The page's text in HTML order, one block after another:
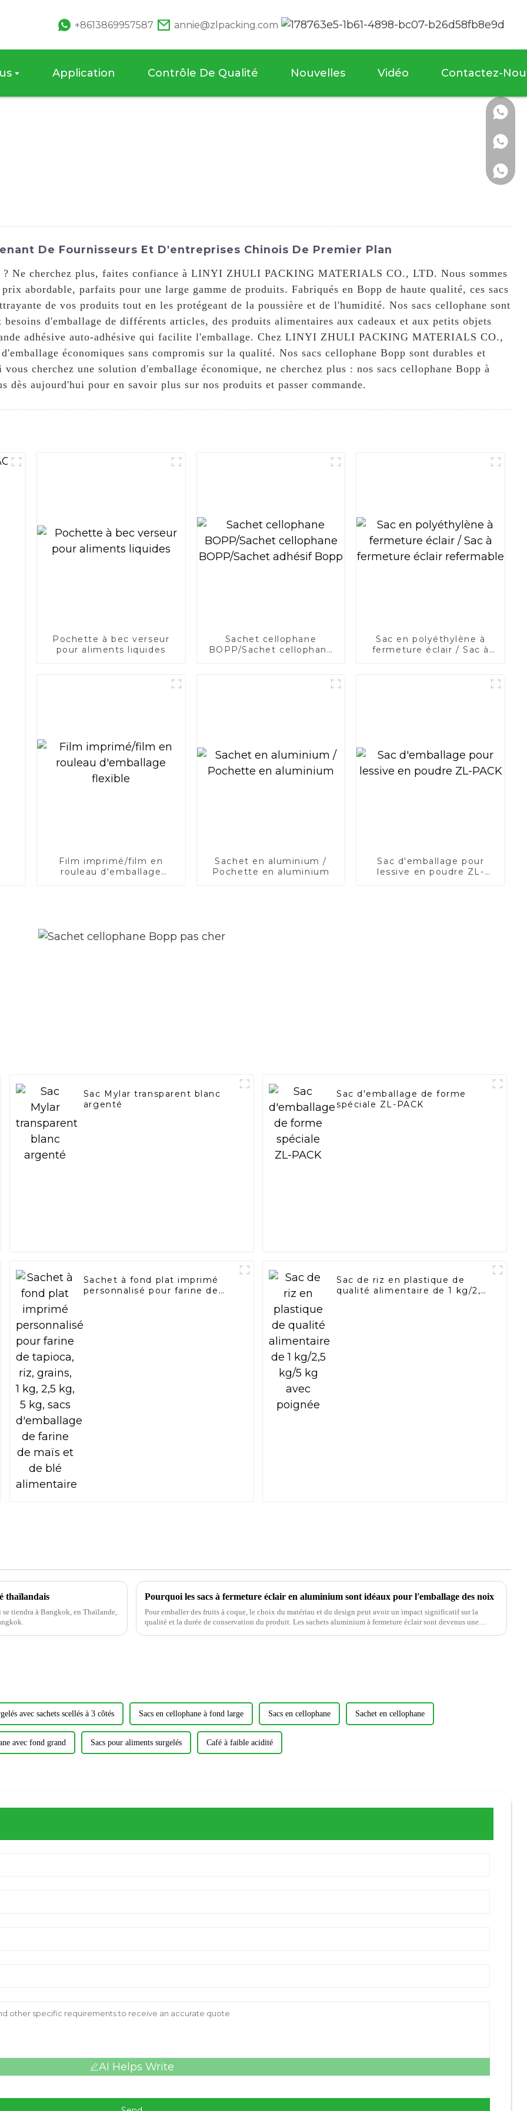
+8613869957587 annie@zlpacking.com
Application Contrôle De Qualité Nouvelles Vidéo Contactez-
De Fournisseurs Et D'entreprises Chinois De Premier Plan
Ne cherchez plus, faites confiance à LINYI ZHULI PACKING MATERIALS CO., LTD. Nous sommes
abordable, parfaits pour une large gamme de produits. Fabriqués en Bopp de haute qualité, ces sacs
de vos produits tout en les protégeant de la poussière et de l'humidité. Nos sacs cellophane sont
d'emballage de différents articles, des produits alimentaires aux cadeaux et aux petits objets
adhésive auto-adhésive qui facilite l'emballage. Chez LINYI ZHULI PACKING MATERIALS CO.,
économiques sans compromis sur la qualité. Nos sacs cellophane Bopp sont durables et
cherchez une solution d'emballage économique, ne cherchez plus : nos sacs cellophane Bopp à
dès aujourd'hui pour en savoir plus sur nos produits et passer commande.
Pochette à bec verseur
pour aliments liquides
Sachet cellophane
BOPP/Sachet cellophane
Sac en polyéthylène à
fermeture éclair / Sac à
Film imprimé/film en
rouleau d'emballage
Sachet en aluminium /
Pochette en aluminium
Sac d'emballage pour
lessive en poudre ZL-
Sac Mylar transparent blanc
argenté
Sac d'emballage de forme
spéciale ZL-PACK
Sachet à fond plat imprimé
personnalisé pour farine de
Sac de riz en plastique de
qualité alimentaire de 1 kg/2,5
thaïlandais
tiendra à Bangkok, en Thaïlande,
Pourquoi les sacs à fermeture éclair en aluminium sont idéaux pour l'emballage des noix
Pour emballer des fruits à coque, le choix du matériau et du design peut avoir un impact significatif sur la
qualité et la durée de conservation du produit. Les sachets aluminium à fermeture éclair sont devenus une
avec sachets scellés à 3 côtés Sacs en cellophane à fond large Sacs en cellophane Sachet en cellophane
avec fond grand Sacs pour aliments surgelés Café à faible acidité
AI Helps Write